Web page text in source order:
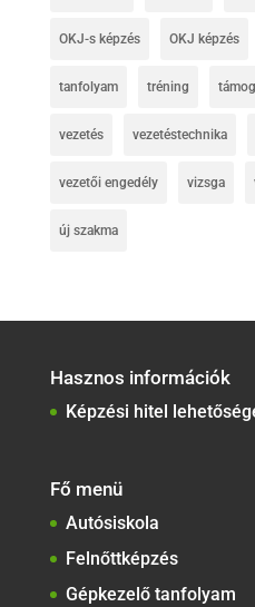
OKJ-s képzés OKJ képzés
tanfolyam tréning
vezetés vezetéstechnika
vezetői engedély vizsga
új szakma
Hasznos információk
Képzési hitel
Fő menü
Autósiskola
Felnőttképzés
Gépkezelő tanfolyam